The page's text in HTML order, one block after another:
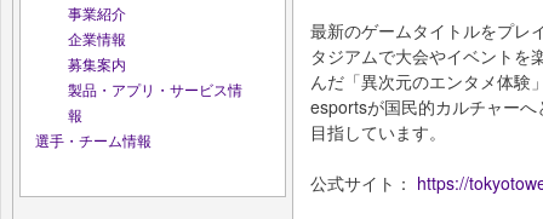
事業紹介
企業情報
募集案内
製品・アプリ・サービス情
報
選手・チーム情報
最新のゲームタイトルをプレ
タジアムで大会やイベントを
んだ「異次元のエンタメ体験
esportsが国民的カルチャー
目指しています。
公式サイト： https://